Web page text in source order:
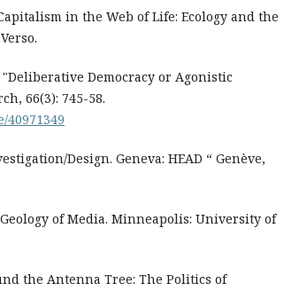
Capitalism in the Web of Life: Ecology and the
"Deliberative Democracy or Agonistic
66(3): 745-58.
40971349
Design. Geneva: HEAD “ Genève,
Geology of Media. Minneapolis: University of
the Antenna Tree: The Politics of